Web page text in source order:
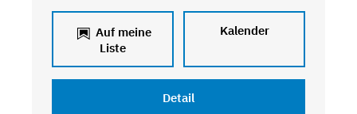
Auf meine
Liste
Kalender
Detail